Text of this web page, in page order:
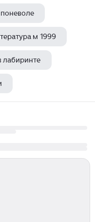
м 1999
лабиринте